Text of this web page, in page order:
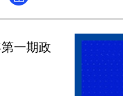
一期政